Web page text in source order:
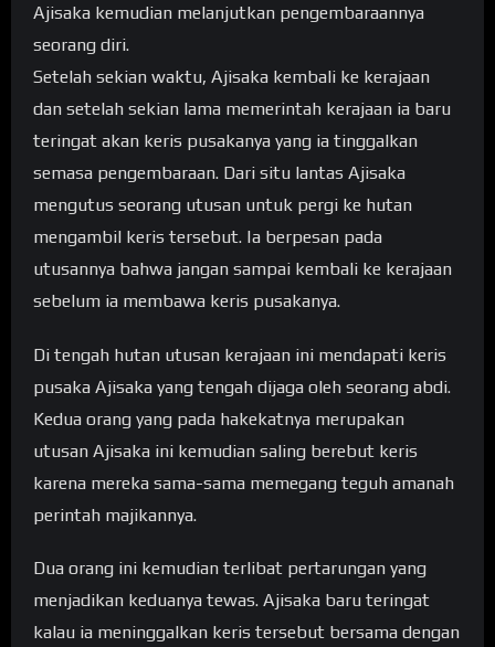
Ajisaka kemudian melanjutkan pengembaraannya
seorang diri.
Setelah sekian waktu, Ajisaka kembali ke kerajaan
dan setelah sekian lama memerintah kerajaan ia baru
teringat akan keris pusakanya yang ia tinggalkan
semasa pengembaraan. Dari situ lantas Ajisaka
mengutus seorang utusan untuk pergi ke hutan
mengambil keris tersebut. Ia berpesan pada
utusannya bahwa jangan sampai kembali ke kerajaan
sebelum ia membawa keris pusakanya.
Di tengah hutan utusan kerajaan ini mendapati keris
pusaka Ajisaka yang tengah dijaga oleh seorang abdi.
Kedua orang yang pada hakekatnya merupakan
utusan Ajisaka ini kemudian saling berebut keris
karena mereka sama-sama memegang teguh amanah
perintah majikannya.
Dua orang ini kemudian terlibat pertarungan yang
menjadikan keduanya tewas. Ajisaka baru teringat
kalau ia meninggalkan keris tersebut bersama dengan